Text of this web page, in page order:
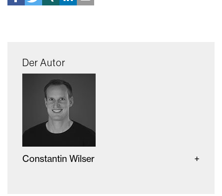
Der Autor
Constantin Wilser